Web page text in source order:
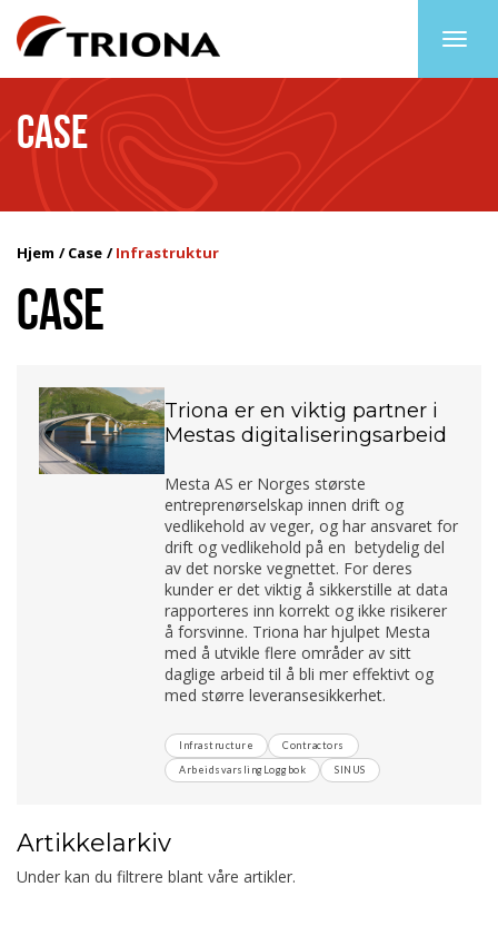
CASE
Hjem Case Infrastruktur
CASE
Triona er en viktig partner i
Mestas digitaliseringsarbeid
Mesta AS er Norges største
entreprenørselskap innen drift og
vedlikehold av veger, og har ansvaret for
drift og vedlikehold på en betydelig del
av det norske vegnettet. For deres
kunder er det viktig å sikkerstille at data
rapporteres inn korrekt og ikke risikerer
å forsvinne. Triona har hjulpet Mesta
med å utvikle flere områder av sitt
daglige arbeid til å bli mer effektivt og
med større leveransesikkerhet.
Infrastructure
Contractors
ArbeidsvarslingLoggbok
SINUS
Artikkelarkiv
Under kan du filtrere blant våre artikler.